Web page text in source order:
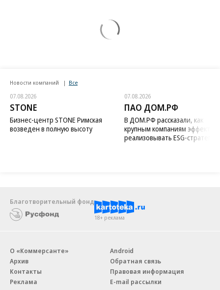
Новости компаний Все
07.08.2026
STONE
Бизнес-центр STONE Римская
возведен в полную высоту
07.08.2026
ПАО ДОМ.РФ
В ДОМ.РФ рассказали, как
крупным компаниям
реализовывать ESG-стратегию
Благотворительный фонд
18+ реклама
О «Коммерсанте»
Архив
Контакты
Реклама
Android
Обратная связь
Правовая информация
E-mail рассылки